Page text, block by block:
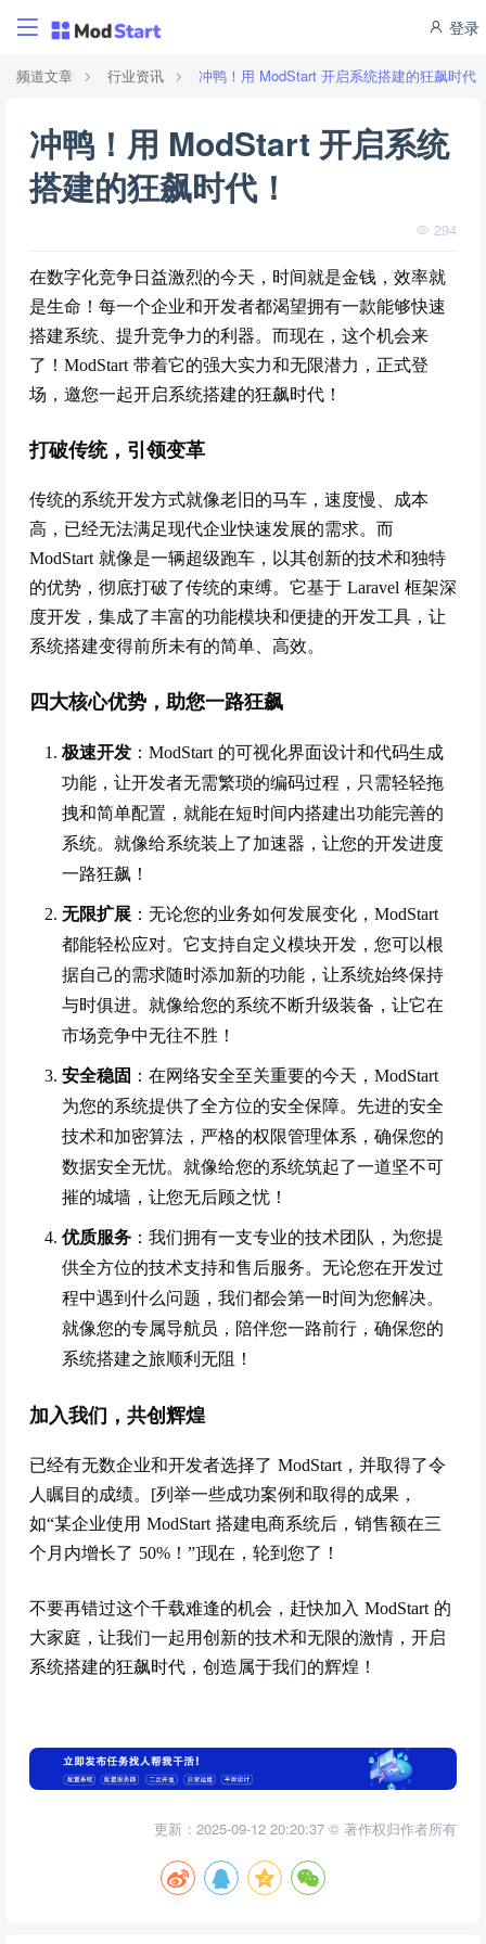
登录
频道文章 行业资讯 冲鸭！用 ModStart 开启系统搭建的狂飙时代
冲鸭！用 ModStart 开启系统
搭建的狂飙时代！
294
在数字化竞争日益激烈的今天，时间就是金钱，效率就
是生命！每一个企业和开发者都渴望拥有一款能够快速
搭建系统、提升竞争力的利器。而现在，这个机会来
了！ModStart 带着它的强大实力和无限潜力，正式登
场，邀您一起开启系统搭建的狂飙时代！
打破传统，引领变革
传统的系统开发方式就像老旧的马车，速度慢、成本
高，已经无法满足现代企业快速发展的需求。而
ModStart 就像是一辆超级跑车，以其创新的技术和独特
的优势，彻底打破了传统的束缚。它基于 Laravel 框架深
度开发，集成了丰富的功能模块和便捷的开发工具，让
系统搭建变得前所未有的简单、高效。
四大核心优势，助您一路狂飙
极速开发 ：ModStart 的可视化界面设计和代码生成
功能，让开发者无需繁琐的编码过程，只需轻轻拖
拽和简单配置，就能在短时间内搭建出功能完善的
系统。就像给系统装上了加速器，让您的开发进度
一路狂飙！
无限扩展 ：无论您的业务如何发展变化，ModStart
都能轻松应对。它支持自定义模块开发，您可以根
据自己的需求随时添加新的功能，让系统始终保持
与时俱进。就像给您的系统不断升级装备，让它在
市场竞争中无往不胜！
安全稳固 ：在网络安全至关重要的今天，ModStart
为您的系统提供了全方位的安全保障。先进的安全
技术和加密算法，严格的权限管理体系，确保您的
数据安全无忧。就像给您的系统筑起了一道坚不可
摧的城墙，让您无后顾之忧！
优质服务 ：我们拥有一支专业的技术团队，为您提
供全方位的技术支持和售后服务。无论您在开发过
程中遇到什么问题，我们都会第一时间为您解决。
就像您的专属导航员，陪伴您一路前行，确保您的
系统搭建之旅顺利无阻！
加入我们，共创辉煌
已经有无数企业和开发者选择了 ModStart，并取得了令
人瞩目的成绩。[列举一些成功案例和取得的成果，
如“某企业使用 ModStart 搭建电商系统后，销售额在三
个月内增长了 50%！”]现在，轮到您了！
不要再错过这个千载难逢的机会，赶快加入 ModStart 的
大家庭，让我们一起用创新的技术和无限的激情，开启
系统搭建的狂飙时代，创造属于我们的辉煌！
更新：2025-09-12 20:20:37 © 著作权归作者所有